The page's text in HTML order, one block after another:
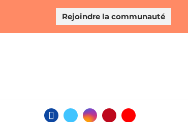
Rejoindre la communauté